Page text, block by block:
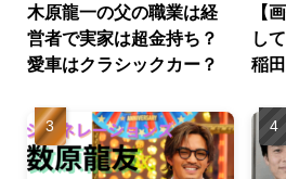
木原龍一の父の職業は経
営者で実家は超金持ち？
愛車はクラシックカー？
【
し
稲